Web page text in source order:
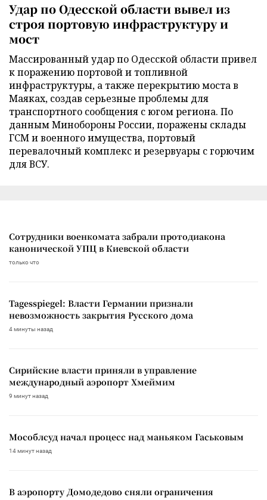
Удар по Одесской области вывел из
строя портовую инфраструктуру и
мост
Массированный удар по Одесской области привел
к поражению портовой и топливной
инфраструктуры, а также перекрытию моста в
Маяках, создав серьезные проблемы для
транспортного сообщения с югом региона. По
данным Минобороны России, поражены склады
ГСМ и военного имущества, портовый
перевалочный комплекс и резервуары с горючим
для ВСУ.
Сотрудники военкомата забрали протодиакона
канонической УПЦ в Киевской области
только что
Tagesspiegel: Власти Германии признали
невозможность закрытия Русского дома
4 минуты назад
Сирийские власти приняли в управление
международный аэропорт Хмеймим
9 минут назад
Мособлсуд начал процесс над маньяком Гаськовым
14 минут назад
В аэропорту Домодедово сняли ограничения